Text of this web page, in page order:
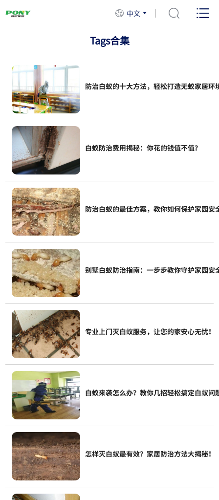
中文
Tags合集
防治白蚁的十大方法，轻松打造无蚁家居环
白蚁防治费用揭秘：你花的钱值不值？
防治白蚁的最佳方案，教你如何保护家园安
别墅白蚁防治指南：一步步教你守护家园安
专业上门灭白蚁服务，让您的家安心无忧！
白蚁来袭怎么办？教你几招轻松搞定白蚁问
怎样灭白蚁最有效？家居防治方法大揭秘！